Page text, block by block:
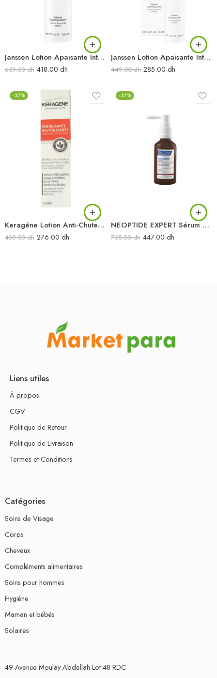
Janssen Lotion Apaisante Intense 150ML
659.00dh 418.00 dh
Janssen Lotion Apaisante Intense 50ML
449.00dh 285.00 dh
-37%
Keragéne Lotion Anti-Chute 75ML
435.00dh 276.00 dh
-37%
NEOPTIDE EXPERT Sérum antichute & croissance 50 ml
705.00dh 447.00 dh
Liens utiles
À propos
CGV
Politique de Retour
Politique de Livraison
Termes et Conditions
Catégories
Soins de Visage
Corps
Cheveux
Compléments alimentaires
Soins pour hommes
Hygiène
Maman et bébés
Solaires
49 Avenue Moulay Abdellah Lot 48 RDC